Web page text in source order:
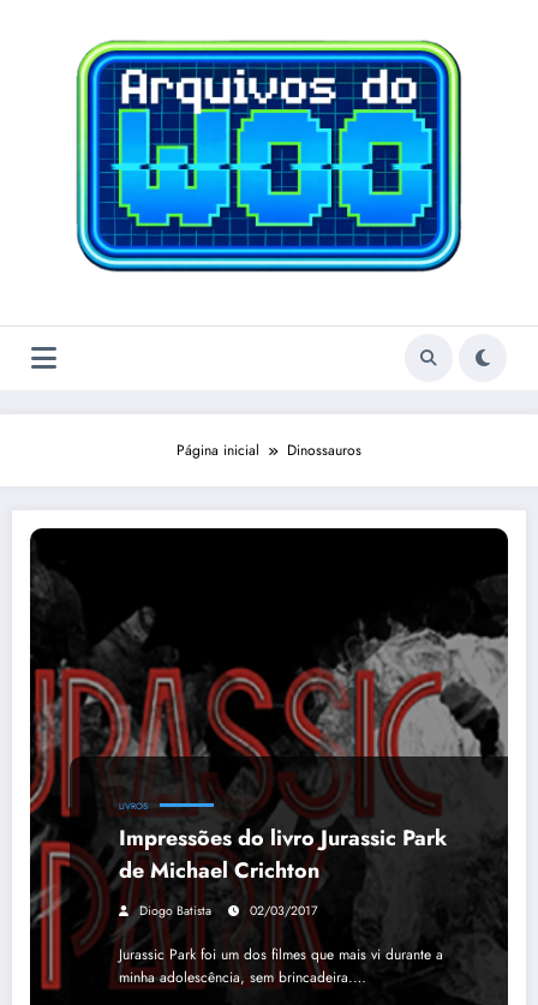
Página inicial Dinossauros
LIVROS
Impressões do livro Jurassic Park
de Michael Crichton
Diogo Batista 02/03/2017
Jurassic Park foi um dos filmes que mais vi durante a
minha adolescência, sem brincadeira.…